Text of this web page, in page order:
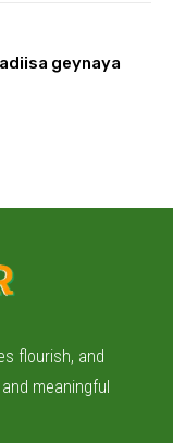
geynaya
flourish, and
meaningful